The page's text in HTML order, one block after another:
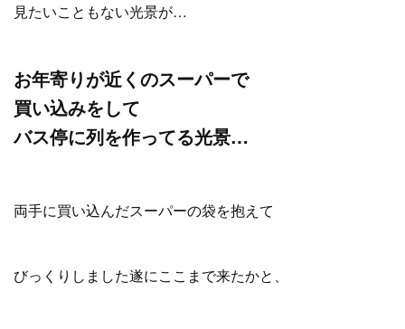
見たいこともない光景が…
お年寄りが近くのスーパーで
買い込みをして
バス停に列を作ってる光景…
両手に買い込んだスーパーの袋を抱えて
びっくりしました遂にここまで来たかと、